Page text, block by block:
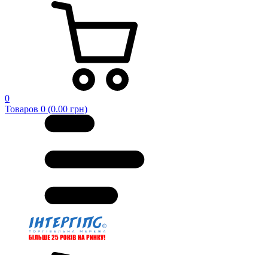
0
Товаров 0 (0.00 грн)